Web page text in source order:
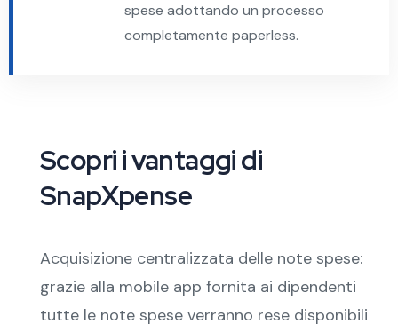
spese adottando un processo
completamente paperless.
Scopri i vantaggi di
SnapXpense
Acquisizione centralizzata delle note spese:
grazie alla mobile app fornita ai dipendenti
tutte le note spese verranno rese disponibili